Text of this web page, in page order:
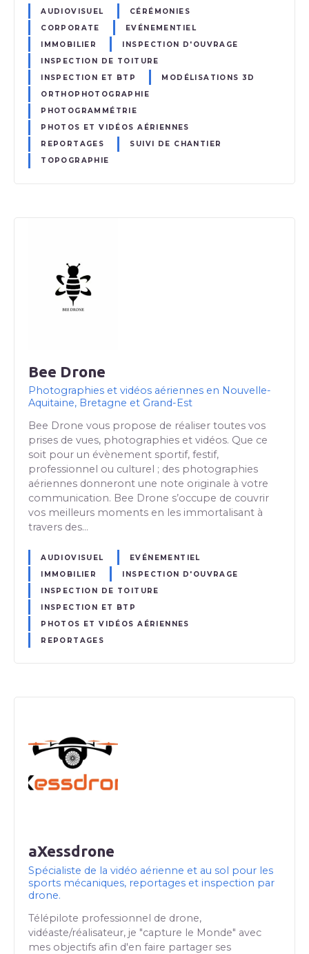
AUDIOVISUEL
CÉRÉMONIES
CORPORATE
EVÉNEMENTIEL
IMMOBILIER
INSPECTION D'OUVRAGE
INSPECTION DE TOITURE
INSPECTION ET BTP
MODÉLISATIONS 3D
ORTHOPHOTOGRAPHIE
PHOTOGRAMMÉTRIE
PHOTOS ET VIDÉOS AÉRIENNES
REPORTAGES
SUIVI DE CHANTIER
TOPOGRAPHIE
Bee Drone
Photographies et vidéos aériennes en Nouvelle-
Aquitaine, Bretagne et Grand-Est
Bee Drone vous propose de réaliser toutes vos
prises de vues, photographies et vidéos. Que ce
soit pour un évènement sportif, festif,
professionnel ou culturel ; des photographies
aériennes donneront une note originale à votre
communication. Bee Drone s’occupe de couvrir
vos meilleurs moments en les immortalisant à
travers des…
AUDIOVISUEL
EVÉNEMENTIEL
IMMOBILIER
INSPECTION D'OUVRAGE
INSPECTION DE TOITURE
INSPECTION ET BTP
PHOTOS ET VIDÉOS AÉRIENNES
REPORTAGES
aXessdrone
Spécialiste de la vidéo aérienne et au sol pour les
sports mécaniques, reportages et inspection par
drone.
Télépilote professionnel de drone,
vidéaste/réalisateur, je "capture le Monde" avec
mes objectifs afin d'en faire partager ses